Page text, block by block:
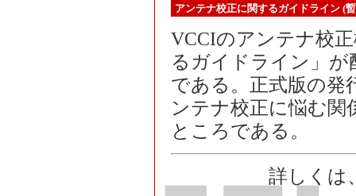
アンテナ校正に関するガイドライン (
VCCIのアンテナ校
るガイドライン」
である。正式版の発
ンテナ校正に悩む
ところである。
詳しくは